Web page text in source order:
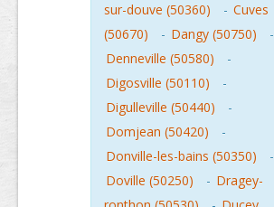
sur-douve (50360)
- Cuves
(50670)
- Dangy (50750)
-
Denneville (50580)
-
Digosville (50110)
-
Digulleville (50440)
-
Domjean (50420)
-
Donville-les-bains (50350)
-
Doville (50250)
- Dragey-